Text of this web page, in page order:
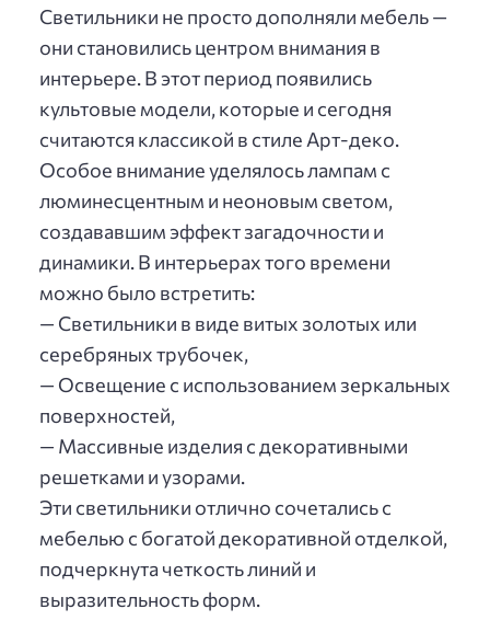
Светильники не просто дополняли мебель —
они становились центром внимания в
интерьере. В этот период появились
культовые модели, которые и сегодня
считаются классикой в стиле Арт-деко.
Особое внимание уделялось лампам с
люминесцентным и неоновым светом,
создававшим эффект загадочности и
динамики. В интерьерах того времени
можно было встретить:
— Светильники в виде витых золотых или
серебряных трубочек,
— Освещение с использованием зеркальных
поверхностей,
— Массивные изделия с декоративными
решетками и узорами.
Эти светильники отлично сочетались с
мебелью с богатой декоративной отделкой,
подчеркнута четкость линий и
выразительность форм.